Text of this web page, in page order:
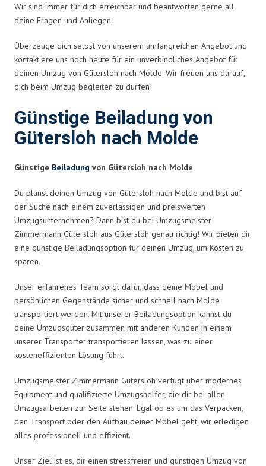
Wir sind immer für dich erreichbar und beantworten gerne all
deine Fragen und Anliegen.
Überzeuge dich selbst von unserem umfangreichen Angebot und
kontaktiere uns noch heute für ein unverbindliches Angebot für
deinen Umzug von Gütersloh nach Molde. Wir freuen uns darauf,
dich beim Umzug begleiten zu dürfen!
Günstige Beiladung von
Gütersloh nach Molde
Günstige Beiladung von Gütersloh nach Molde
Du planst deinen Umzug von Gütersloh nach Molde und bist auf
der Suche nach einem zuverlässigen und preiswerten
Umzugsunternehmen? Dann bist du bei Umzugsmeister
Zimmermann Gütersloh aus Gütersloh genau richtig! Wir bieten dir
eine günstige Beiladungsoption für deinen Umzug, um Kosten zu
sparen.
Unser erfahrenes Team sorgt dafür, dass deine Möbel und
persönlichen Gegenstände sicher und schnell nach Molde
transportiert werden. Mit unserer Beiladungsoption kannst du
deine Umzugsgüter zusammen mit anderen Kunden in einem
unserer Transporter transportieren lassen, was zu einer
kosteneffizienten Lösung führt.
Umzugsmeister Zimmermann Gütersloh verfügt über modernes
Equipment und qualifizierte Umzugshelfer, die dir bei allen
Umzugsarbeiten zur Seite stehen. Egal ob es um das Verpacken,
den Transport oder den Aufbau deiner Möbel geht, wir erledigen
alles professionell und effizient.
Unser Ziel ist es, dir einen stressfreien und günstigen Umzug von